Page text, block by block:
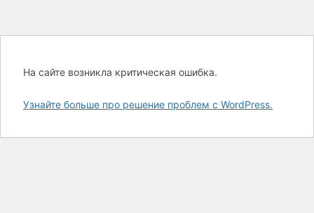
На сайте возникла критическая ошибка.
Узнайте больше про решение проблем с WordPress.